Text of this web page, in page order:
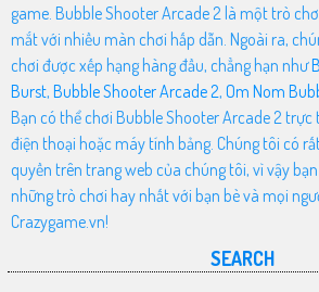
game. Bubble Shooter Arcade 2 là một trò
mắt với nhiều màn chơi hấp dẫn. Ngoài ra,
chơi được xếp hạng hàng đầu, chẳng hạn như
Burst, Bubble Shooter Arcade 2, Om Nom
Bạn có thể chơi Bubble Shooter Arcade 2
điện thoại hoặc máy tính bảng. Chúng tôi có
quyền trên trang web của chúng tôi, vì vậy
những trò chơi hay nhất với bạn bè và mọi
Crazygame.vn!
SEARCH